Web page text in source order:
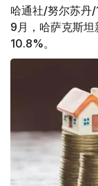
哈通社/努尔苏丹
9月，哈萨克斯
10.8%。